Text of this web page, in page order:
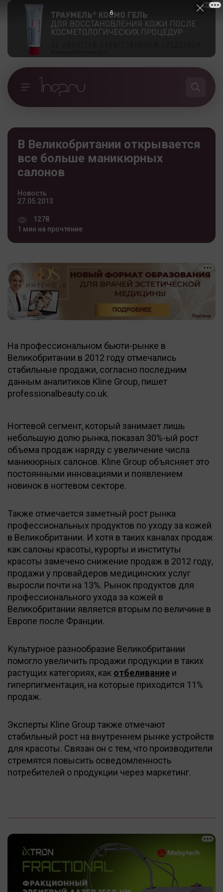
В Великобритании открывается
все больше маникюрных
салонов
Новость
27.05.2013
1278
1 мин на прочтение
На профессиональном бьюти-рынке в
Великобритании в 2012 году отмечались
стабильные продажи, согласно последним
данным аналитиков Kline Group, пишет
professionalbeauty.co.uk.
Ногтевой сегмент, который занимает лишь
небольшую долю рынка, показал 30%-ый рост
объема продаж наряду с увеличение числа
маникюрных салонов. Kline Group объясняет это
постоянными инновациями и появлением
новинок в ногтевом секторе.
Также отмечается заметный рост рынка
профессиональных продуктов по уходу за кожей
в Великобритании. И хотя в таких каналах продаж
как салоны красоты, курорты и институты
красоты замечено снижение продаж в 2012 году,
продажи у провайдеров медицинских услуг
выросли почти на 13%. Рынок продуктов для
профессионального ухода за кожей в
Великобритании является вторым по величине в
Европе после Франции.
Культурное разнообразие Великобритании
помогло увеличить продажи продукции в таких
растущих категориях, как отбеливание и
гиперпигментация, на которые приходится 11%
продаж.
Эксперты Kline Group также отмечают
стабильный рост на внутреннем рынке устройств
для красоты. Связан он с тем, что производители
стремятся повысить осведомленность
потребителей о продукции через маркетинг.
5